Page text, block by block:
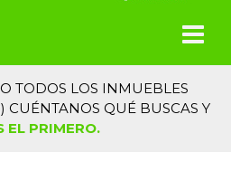
TODOS LOS INMUEBLES
CUÉNTANOS QUÉ BUSCAS Y
EL PRIMERO.